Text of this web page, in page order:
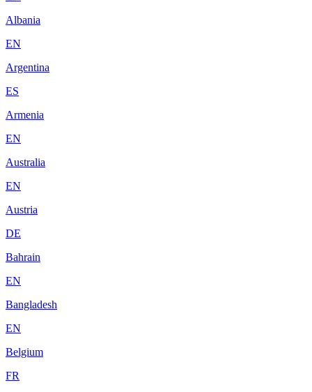
Albania
EN
Argentina
ES
Armenia
EN
Australia
EN
Austria
DE
Bahrain
EN
Bangladesh
EN
Belgium
FR